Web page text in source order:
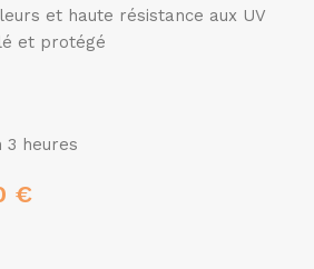
et haute résistance aux UV
et protégé
3 heures
€